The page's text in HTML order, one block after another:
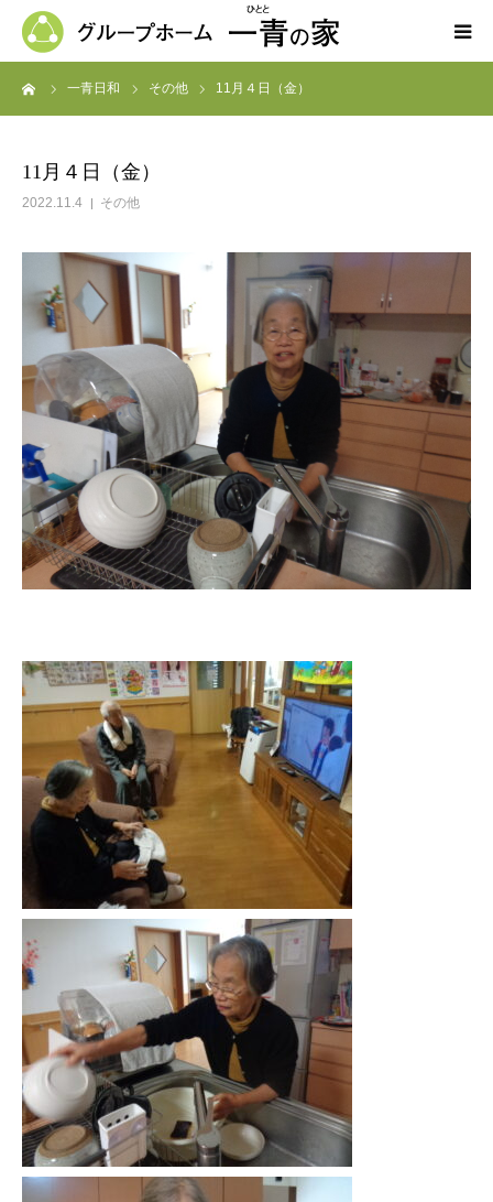
一青日和 その他 11月４日（金）
11月４日（金）
2022.11.4 その他
ホーム
ブログ
よくある質問
お問い合わせ